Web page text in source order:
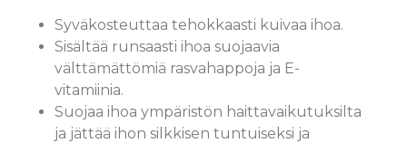
Syväkosteuttaa tehokkaasti kuivaa ihoa.
Sisältää runsaasti ihoa suojaavia
välttämättömiä rasvahappoja ja E-
vitamiinia.
Suojaa ihoa ympäristön haittavaikutuksilta
ja jättää ihon silkkisen tuntuiseksi ja